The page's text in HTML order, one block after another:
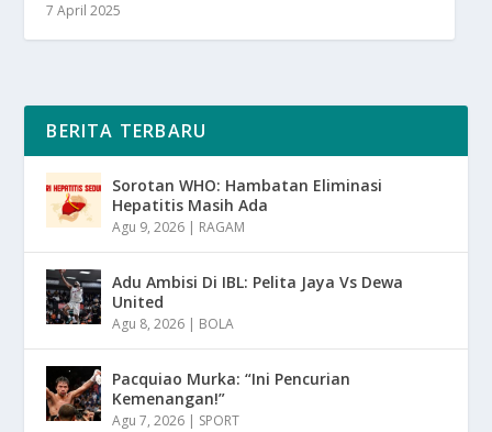
7 April 2025
BERITA TERBARU
Sorotan WHO: Hambatan Eliminasi
Hepatitis Masih Ada
Agu 9, 2026 | RAGAM
Adu Ambisi Di IBL: Pelita Jaya Vs Dewa
United
Agu 8, 2026 | BOLA
Pacquiao Murka: “Ini Pencurian
Kemenangan!”
Agu 7, 2026 | SPORT